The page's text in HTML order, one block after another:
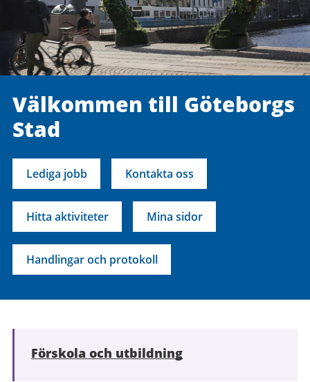
Välkommen till Göteborgs
Stad
Lediga jobb Kontakta oss
Hitta aktiviteter Mina sidor
Handlingar och protokoll
Förskola och utbildning